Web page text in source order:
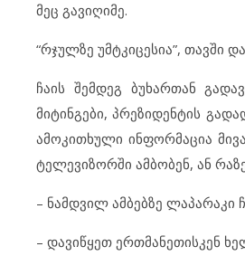
მეც გავიღიმე.
“რჯულზე უმტკიცესია”, თავში
ჩაის შემდეგ ბუხართან
მიტინგები, პრეზიდენტის
ამოკითხული ინფორმაცია
ტელევიზორში ამბობენ, ან
– ნამდვილ ამბებზე ლაპარაკი
– დავიწყეთ ერთმანეთისკენ